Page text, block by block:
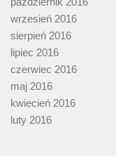
wrzesień 2016
sierpień 2016
lipiec 2016
czerwiec 2016
maj 2016
kwiecień 2016
luty 2016